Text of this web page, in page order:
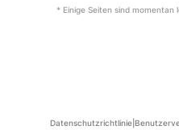
* Einige Seiten sind
Datenschutzrichtlinie